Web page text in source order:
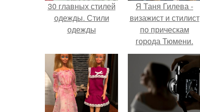
30 главных стилей
одежды. Стили
одежды
Я Таня Гилева -
визажист и стилист
по прическам
города Тюмени.